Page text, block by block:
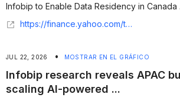
Infobip to Enable Data Residency in Canada
https://finance.yahoo.com/technology/ai/articles/infobip-enable-data-residency-canada-110000608.html
JUL 22, 2026 • MOSTRAR EN EL GRÁFICO
Infobip research reveals APAC
scaling AI-powered ...